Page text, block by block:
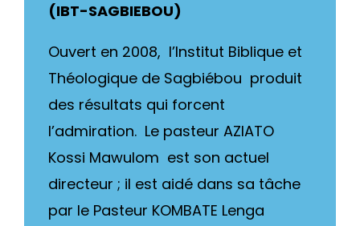
(IBT-SAGBIEBOU)
Ouvert en 2008, l’Institut Biblique et
Théologique de Sagbiébou produit
des résultats qui forcent
l’admiration. Le pasteur AZIATO
Kossi Mawulom est son actuel
directeur ; il est aidé dans sa tâche
par le Pasteur KOMBATE Lenga